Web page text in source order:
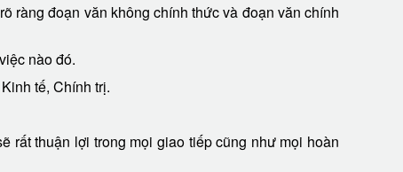
ràng đoạn văn không chính thức và đoạn văn chính
nào đó.
tế, Chính trị.
rất thuận lợi trong mọi giao tiếp cũng như mọi hoàn